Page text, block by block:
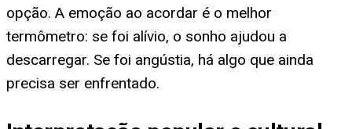
opção. A emoção ao acordar é o melhor
termômetro: se foi alívio, o sonho ajudou a
descarregar. Se foi angústia, há algo que ainda
precisa ser enfrentado.